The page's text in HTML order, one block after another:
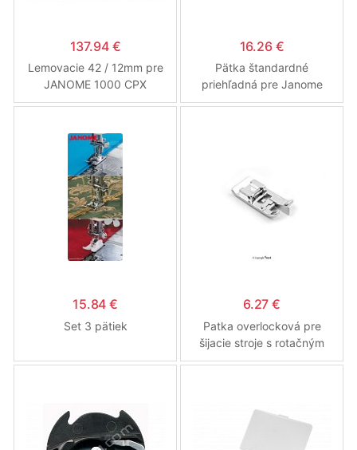
137.94 €
Lemovacie 42 / 12mm pre
JANOME 1000 CPX
COVER PRO
16.26 €
Pätka štandardné
priehľadná pre Janome
6600 a 7700
15.84 €
Set 3 pätiek
6.27 €
Patka overlocková pre
šijacie stroje s rotačným
chapačom